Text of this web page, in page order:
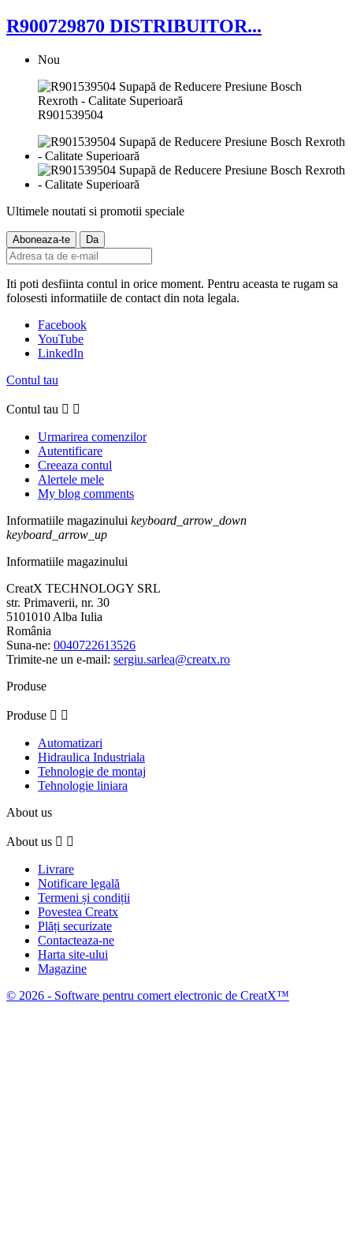
R900729870 DISTRIBUITOR...
Nou
R901539504
Ultimele noutati si promotii speciale
Iti poti desfiinta contul in orice moment. Pentru aceasta te rugam sa
folosesti informatiile de contact din nota legala.
Facebook
YouTube
LinkedIn
Contul tau
Contul tau  
Urmarirea comenzilor
Autentificare
Creeaza contul
Alertele mele
My blog comments
Informatiile magazinului keyboard_arrow_down
keyboard_arrow_up
Informatiile magazinului
CreatX TECHNOLOGY SRL
str. Primaverii, nr. 30
5101010 Alba Iulia
România
Suna-ne: 0040722613526
Trimite-ne un e-mail: sergiu.sarlea@creatx.ro
Produse
Produse  
Automatizari
Hidraulica Industriala
Tehnologie de montaj
Tehnologie liniara
About us
About us  
Livrare
Notificare legală
Termeni și condiții
Povestea Creatx
Plăți securizate
Contacteaza-ne
Harta site-ului
Magazine
© 2026 - Software pentru comert electronic de CreatX™